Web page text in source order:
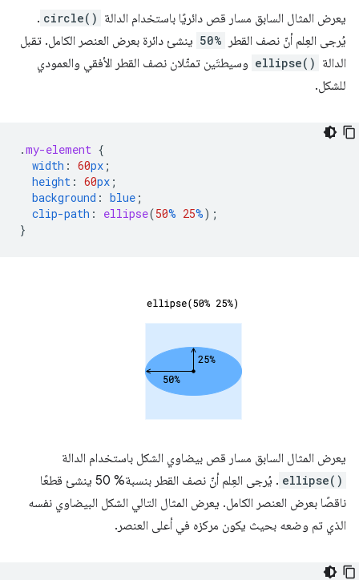
يعرض المثال السابق مسار قص دائريًا باستخدام الدالة circle()
.
يُرجى العِلم أنّ نصف القطر
50% ينشئ دائرة بعرض العنصر الكامل. تقبل
الدالة ellipse() وسيطتَين تمثّلان نصف القطر الأفقي والعمودي
للشكل.
.my-element {
width : 60px ;
height : 60px ;
background : blue ;
clip-path : ellipse(50% 25%);
}
يعرض المثال السابق مسار قص بيضاوي الشكل باستخدام الدالة
ellipse()
. يُرجى العِلم أنّ نصف القطر بنسبة% 50 ينشئ قطعًا
ناقصًا بعرض العنصر الكامل. يعرض المثال التالي الشكل البيضاوي نفسه
الذي تم وضعه بحيث يكون مركزه في أعلى العنصر.